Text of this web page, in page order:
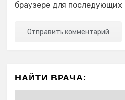
браузере для
НАЙТИ ВРАЧА: